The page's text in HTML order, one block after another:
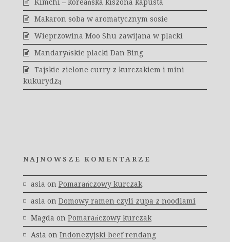
Kimchi – koreańska kiszona kapusta
Makaron soba w aromatycznym sosie
Wieprzowina Moo Shu zawijana w placki
Mandaryńskie placki Dan Bing
Tajskie zielone curry z kurczakiem i mini
kukurydzą
NAJNOWSZE KOMENTARZE
asia on Pomarańczowy kurczak
asia on Domowy ramen czyli zupa z noodlami
Magda on Pomarańczowy kurczak
Asia on Indonezyjski beef rendang